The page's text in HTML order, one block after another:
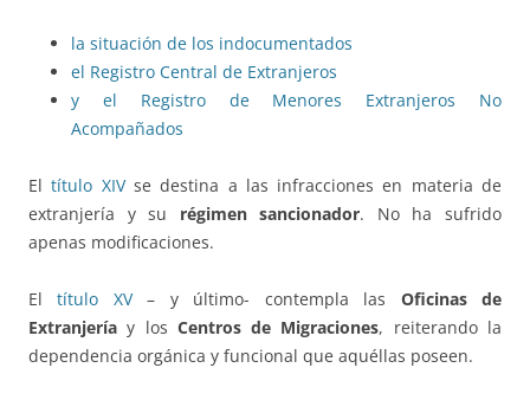
la situación de los indocumentados
el Registro Central de Extranjeros
y el Registro de Menores Extranjeros No
Acompañados
Eltítulo XIVse destina a las infracciones en materia de
extranjería y su régimen sancionador. No ha sufrido
apenas modificaciones.
Eltítulo XV– y último- contempla las Oficinas de
Extranjería y los Centros de Migraciones, reiterando la
dependencia orgánica y funcional que aquéllas poseen.